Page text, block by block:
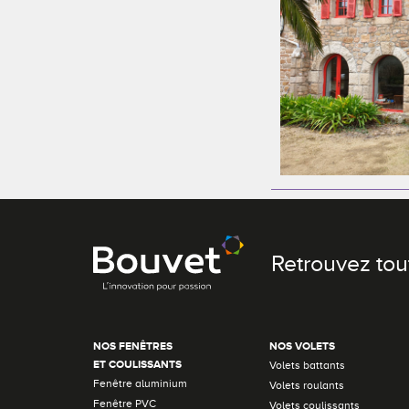
Retrouvez
NOS FENÊTRES
ET COULISSANTS
Fenêtre aluminium
Fenêtre PVC
NOS VOLETS
Volets battants
Volets roulants
Volets coulissants